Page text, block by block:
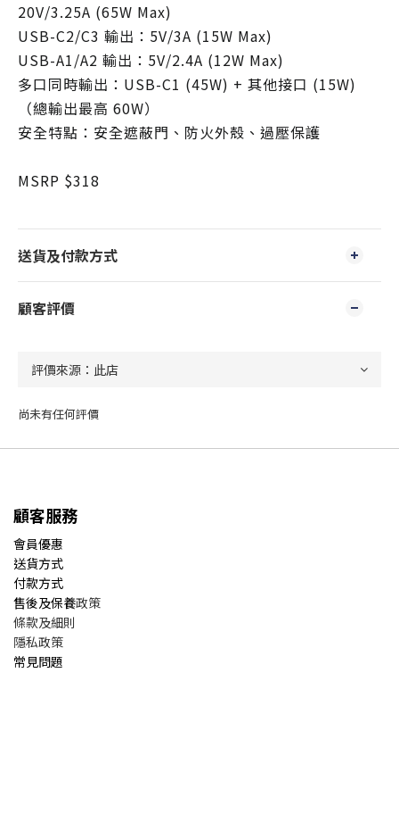
20V/3.25A (65W Max)
USB-C2/C3 輸出：5V/3A (15W Max)
USB-A1/A2 輸出：5V/2.4A (12W Max)
多口同時輸出：USB-C1 (45W) + 其他接口 (15W)
（總輸出最高 60W）
安全特點：安全遮蔽門、防火外殼、過壓保護
MSRP $318
送貨及付款方式
顧客評價
尚未有任何評價
顧客服務
會員優惠
送貨方式
付款方式
售後及保養政策
條款及細則
隱私政策
常見問題